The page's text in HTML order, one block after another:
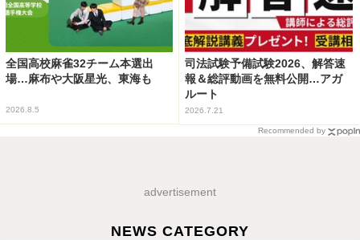
全国高校麻雀32チーム本選出
場…麻布や大阪星光、東海も
2026.8.5
司法試験予備試験2026、解答速
報＆総評動画を無料公開…アガ
ルート
2026.7.21
Recommended by
advertisement
NEWS CATEGORY